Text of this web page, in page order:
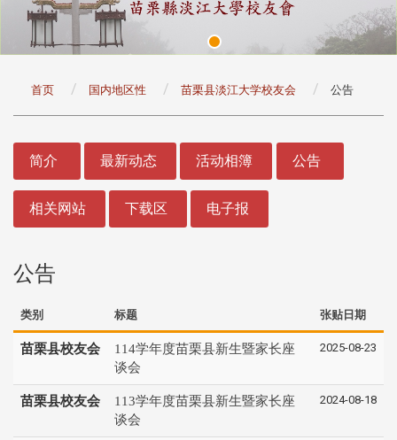
首页 国内地区性 苗栗县淡江大学校友会 公告
简介 最新动态 活动相簿 公告
相关网站 下载区 电子报
公告
类别 标题 张贴日期
苗栗县校友会
114学年度苗栗县新生暨家长座
谈会
2025-08-23
苗栗县校友会
113学年度苗栗县新生暨家长座
谈会
2024-08-18